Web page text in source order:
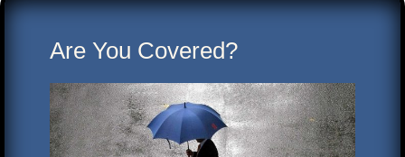
Are You Covered?